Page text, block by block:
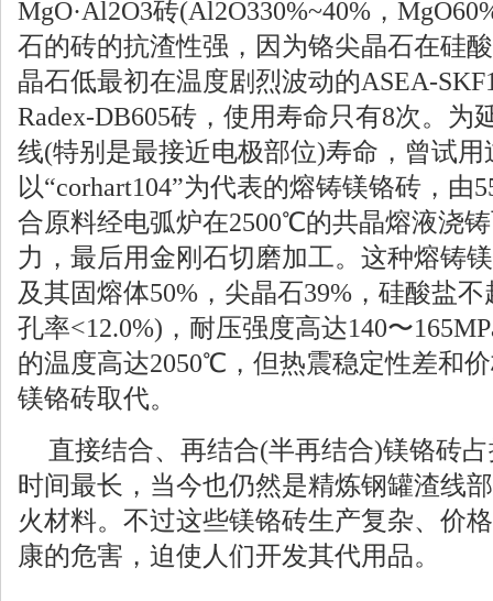
MgO·Al2O3砖(Al2O330%~40%，
石的砖的抗渣性强，因为铬尖晶石在硅
晶石低最初在温度剧烈波动的ASEA-
Radex-DB605砖，使用寿命只有8次。为
线(特别是最接近电极部位)寿命，曾试
以“corhart104”为代表的熔铸镁铬砖，由
合原料经电弧炉在2500℃的共晶熔液浇
力，最后用金刚石切磨加工。这种熔铸
及其固熔体50%，尖晶石39%，硅酸盐
孔率<12.0%)，耐压强度高达140〜
的温度高达2050℃，但热震稳定性差和
镁铬砖取代。
直接结合、再结合(半再结合)镁铬砖
时间最长，当今也仍然是精炼钢罐渣线
火材料。不过这些镁铬砖生产复杂、价
康的危害，迫使人们开发其代用品。